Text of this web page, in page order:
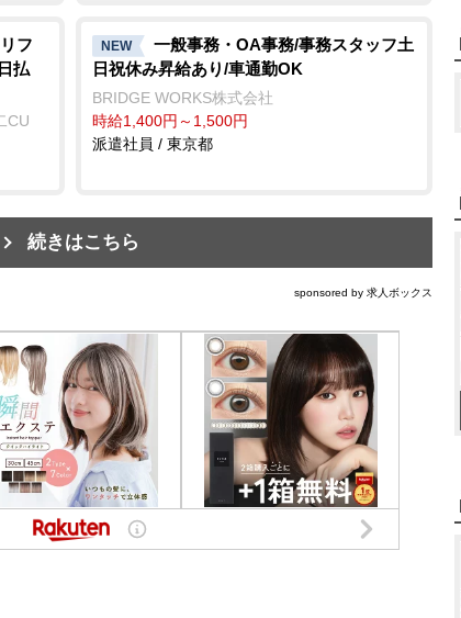
フ
払
CU
NEW
一般事務・OA事務/事務スタッフ土
日祝休み昇給あり/車通勤OK
BRIDGE WORKS株式会社
時給1,400円～1,500円
派遣社員 / 東京都
続きはこちら
sponsored by 求人ボックス